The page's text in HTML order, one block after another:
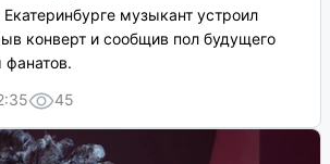
музыкант устроил
конверт и сообщив пол будущего
45